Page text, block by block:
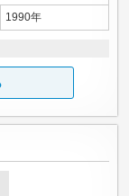
1990年